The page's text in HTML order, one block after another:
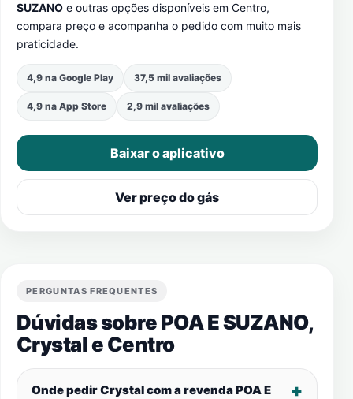
SUZANO e outras opções disponíveis em Centro,
compara preço e acompanha o pedido com muito mais
praticidade.
4,9 na Google Play 37,5 mil avaliações
4,9 na App Store 2,9 mil avaliações
Baixar o aplicativo
Ver preço do gás
PERGUNTAS FREQUENTES
Dúvidas sobre POA E SUZANO,
Crystal eCentro
Onde pedir Crystal com a revenda POA E